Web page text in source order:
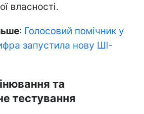
власності.
: Голосовий помічник у
запустила нову ШІ-
та
тестування